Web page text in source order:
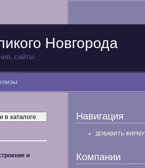
Новгорода
сайты
и
Навигация
ДОБАВИТЬ ФИРМУ
Компании